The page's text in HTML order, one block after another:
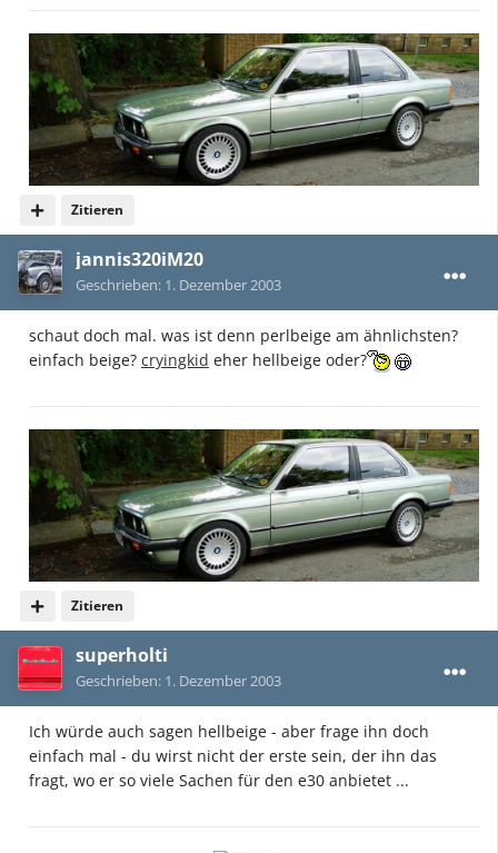
Zitieren
jannis320iM20
Geschrieben: 1. Dezember 2003
schaut doch mal. was ist denn perlbeige am ähnlichsten?
einfach beige? cryingkid eher hellbeige oder?
Zitieren
superholti
Geschrieben: 1. Dezember 2003
Ich würde auch sagen hellbeige - aber frage ihn doch
einfach mal - du wirst nicht der erste sein, der ihn das
fragt, wo er so viele Sachen für den e30 anbietet ...